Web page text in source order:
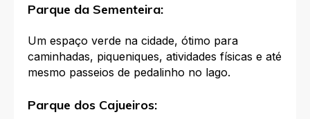
Parque da Sementeira:
Um espaço verde na cidade, ótimo para
caminhadas, piqueniques, atividades físicas e até
mesmo passeios de pedalinho no lago.
Parque dos Cajueiros: